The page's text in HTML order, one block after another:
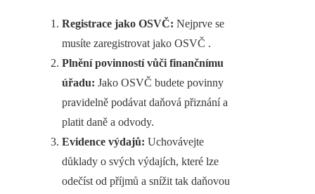
Registrace jako OSVČ: Nejprve se
musíte zaregistrovat jako OSVČ .
Plnění povinností vůči finančnímu
úřadu: Jako OSVČ budete povinny
pravidelně podávat daňová přiznání a
platit daně a odvody.
Evidence výdajů: Uchovávejte
důklady o svých výdajích, které lze
odečíst od příjmů a snížit tak daňovou